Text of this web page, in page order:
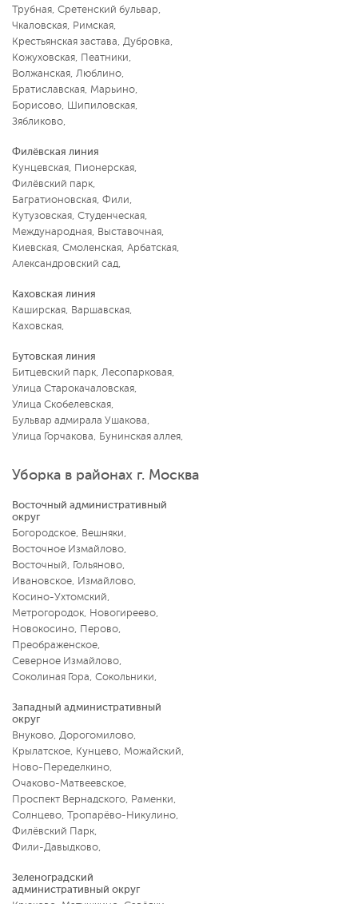
Трубная, Сретенский бульвар,
Чкаловская, Римская,
Крестьянская застава, Дубровка,
Кожуховская, Пеатники,
Волжанская, Люблино,
Братиславская, Марьино,
Борисово, Шипиловская,
Зябликово,
Филёвская линия
Кунцевская, Пионерская,
Филёвский парк,
Багратионовская, Фили,
Кутузовская, Студенческая,
Международная, Выставочная,
Киевская, Смоленская, Арбатская,
Александровский сад,
Каховская линия
Каширская, Варшавская,
Каховская,
Бутовская линия
Битцевский парк, Лесопарковая,
Улица Старокачаловская,
Улица Скобелевская,
Бульвар адмирала Ушакова,
Улица Горчакова, Бунинская аллея,
Уборка в районах г. Москва
Восточный административный
округ
Богородское, Вешняки,
Восточное Измайлово,
Восточный, Гольяново,
Ивановское, Измайлово,
Косино-Ухтомский,
Метрогородок, Новогиреево,
Новокосино, Перово,
Преображенское,
Северное Измайлово,
Соколиная Гора, Сокольники,
Западный административный
округ
Внуково, Дорогомилово,
Крылатское, Кунцево, Можайский,
Ново-Переделкино,
Очаково-Матвеевское,
Проспект Вернадского, Раменки,
Солнцево, Тропарёво-Никулино,
Филёвский Парк,
Фили-Давыдково,
Зеленоградский
административный округ